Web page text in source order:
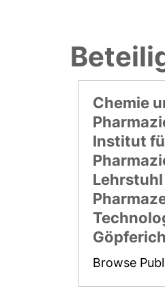
Chemie
Institut
Lehrstuhl
Browse